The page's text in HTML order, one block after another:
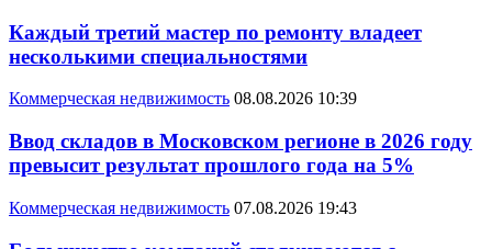
Каждый третий мастер по ремонту владеет
несколькими специальностями
Коммерческая недвижимость 08.08.2026 10:39
Ввод складов в Московском регионе в 2026 году
превысит результат прошлого года на 5%
Коммерческая недвижимость 07.08.2026 19:43